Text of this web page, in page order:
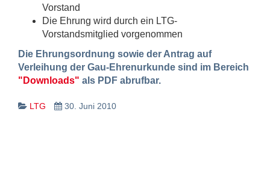
Vorstand
Die Ehrung wird durch ein LTG-
Vorstandsmitglied vorgenommen
Die Ehrungsordnung sowie der Antrag auf
Verleihung der Gau-Ehrenurkunde sind im Bereich
"Downloads" als PDF abrufbar.
LTG 30. Juni 2010